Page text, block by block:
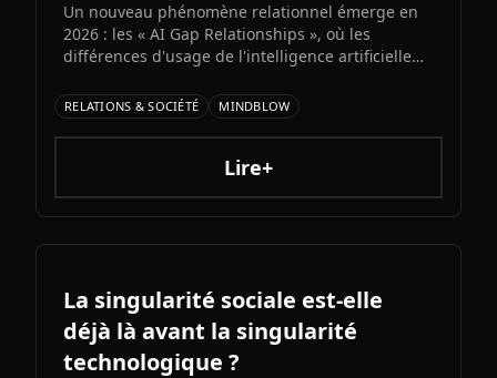
Un nouveau phénomène relationnel émerge en
2026 : les « AI Gap Relationships », où les
différences d'usage de l'intelligence artificielle
productivité, l'intimité et la compatibilité.
Décryptage d'une fracture numérique qui s'invite
dans la vie de couple.
RELATIONS & SOCIÉTÉ MINDBLOW
Lire+
La singularité sociale est-elle
déjà là avant la singularité
technologique ?